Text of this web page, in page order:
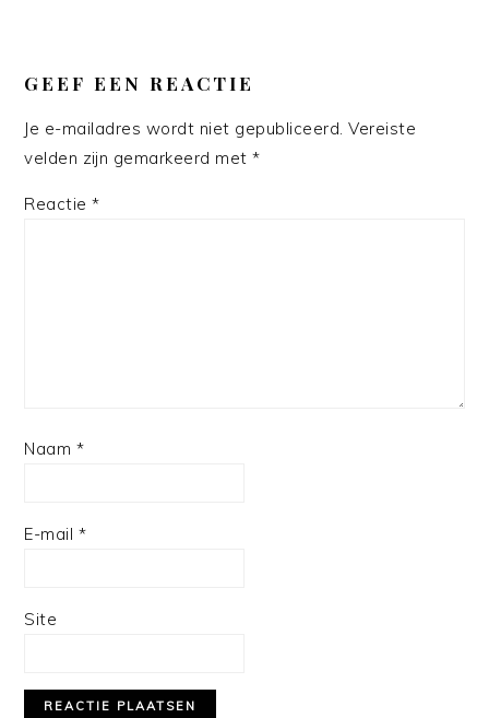
GEEF EEN REACTIE
Je e-mailadres wordt niet gepubliceerd. Vereiste
velden zijn gemarkeerd met*
Reactie*
Naam *
E-mail *
Site